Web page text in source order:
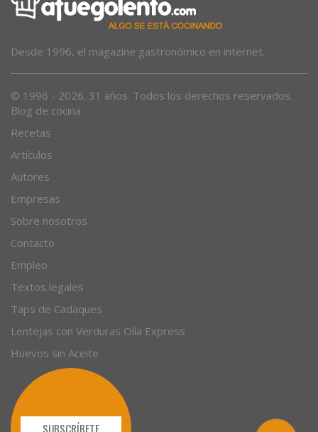
Desde 1996, el magazine gastronómico en internet.
© 1996 - 2026. 31 años. Todos los derechos reservados.
Blog de cocina
Recetas
Artículos
Autores
Empresas
Sobre nosotros
Contacto
Empleo
Textos legales
Taps de Cadaques
Lentejas con Verduras Olla Express
Huevos sin Aceite
SUBSCRÍBETE